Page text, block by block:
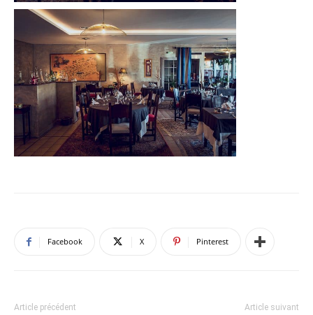
Facebook X Pinterest
Article précédent Article suivant